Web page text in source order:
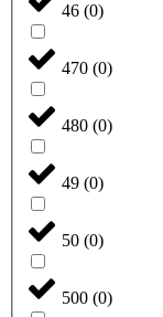
46 (0)
470 (0)
480 (0)
49 (0)
50 (0)
500 (0)